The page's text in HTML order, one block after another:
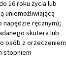
16 roku życia lub
uniemożliwiającą
napędzie ręcznym);
skutera lub
osób z orzeczeniem
stopniem